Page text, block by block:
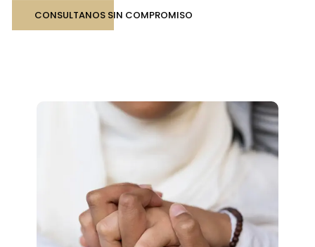
CONSULTANOS SIN COMPROMISO